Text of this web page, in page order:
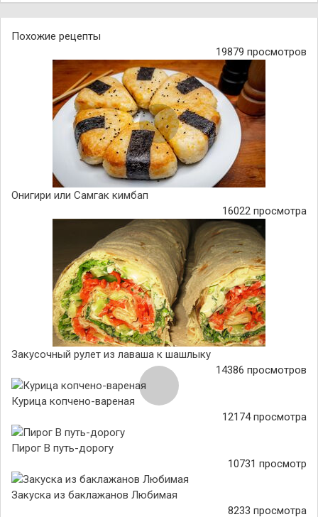
Похожие рецепты
19879 просмотров
Онигири или Самгак кимбап
16022 просмотра
Закусочный рулет из лаваша к шашлыку
14386 просмотров
Курица копчено-вареная
12174 просмотра
Пирог В путь-дорогу
10731 просмотр
Закуска из баклажанов Любимая
8233 просмотра